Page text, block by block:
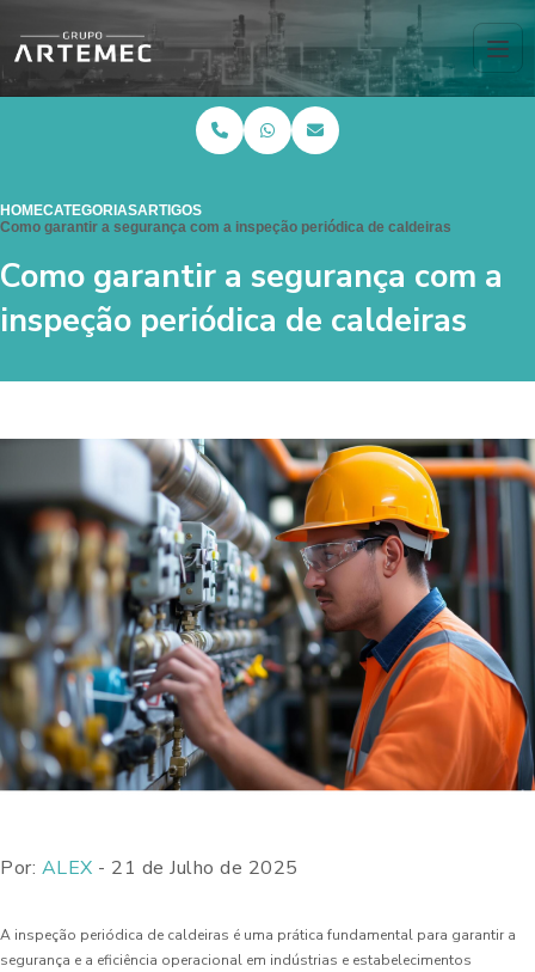
HOMECATEGORIASARTIGOS
Como garantir a segurança com a inspeção periódica de caldeiras
Como garantir a segurança com a
inspeção periódica de caldeiras
Por: ALEX - 21 de Julho de 2025
A inspeção periódica de caldeiras é uma prática fundamental para garantir a
segurança e a eficiência operacional em indústrias e estabelecimentos